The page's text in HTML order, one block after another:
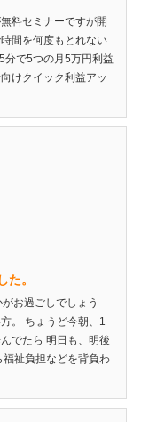
料セミナーですが開
間を何度もとれない
分で5つの月5万円利益
けクイック利益アッ
。
お過ごしでしょう
。 ちょうど今朝、1
でたら 明日も、明後
福祉負担などを背負わ